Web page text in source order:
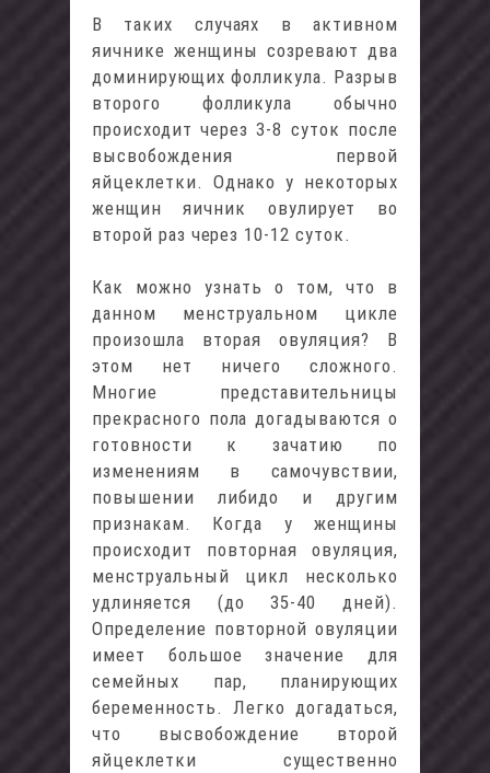
В таких случаях в активном
яичнике женщины созревают два
доминирующих фолликула. Разрыв
второго фолликула обычно
происходит через 3-8 суток после
высвобождения первой
яйцеклетки. Однако у некоторых
женщин яичник овулирует во
второй раз через 10-12 суток.
Как можно узнать о том, что в
данном менструальном цикле
произошла вторая овуляция? В
этом нет ничего сложного.
Многие представительницы
прекрасного пола догадываются о
готовности к зачатию по
изменениям в самочувствии,
повышении либидо и другим
признакам. Когда у женщины
происходит повторная овуляция,
менструальный цикл несколько
удлиняется (до 35-40 дней).
Определение повторной овуляции
имеет большое значение для
семейных пар, планирующих
беременность. Легко догадаться,
что высвобождение второй
яйцеклетки существенно